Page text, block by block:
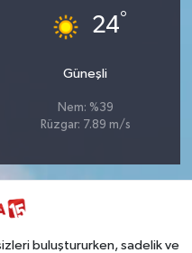
24°
Güneşli
Nem: %39
Rüzgar: 7.89 m/s
buluştururken, sadelik ve